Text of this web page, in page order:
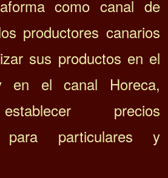
como canal de
productores canarios
sus productos en el
en el canal Horeca,
precios
para particulares y